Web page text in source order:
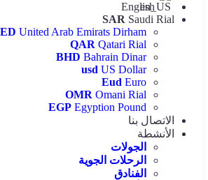
English
SAR Saudi Rial
United Arab Emirats Dirham
QAR Qatari Rial
BHD Bahrain Dinar
usd US Dollar
Eud Euro
OMR Omani Rial
EGP Egyption Pound
الاتصال بنا
الأنشطة
الجولات
الرحلات الجوية
الفنادق